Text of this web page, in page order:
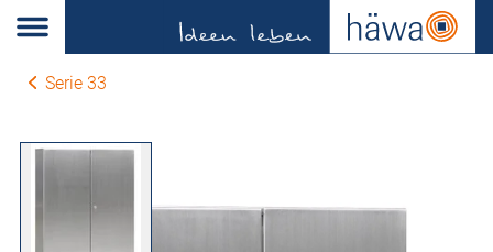
Serie 33